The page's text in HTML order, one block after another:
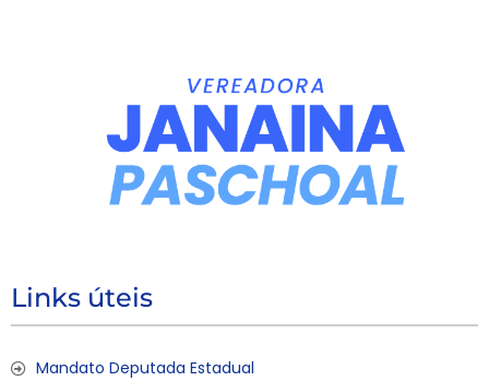
Links úteis
Mandato Deputada Estadual